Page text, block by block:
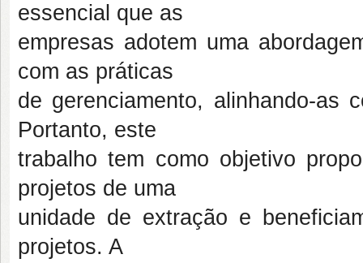
essencial que as
empresas adotem uma
com as práticas
de gerenciamento, alinhando-as
Portanto, este
trabalho tem como objetivo
projetos de uma
unidade de extração e
projetos. A